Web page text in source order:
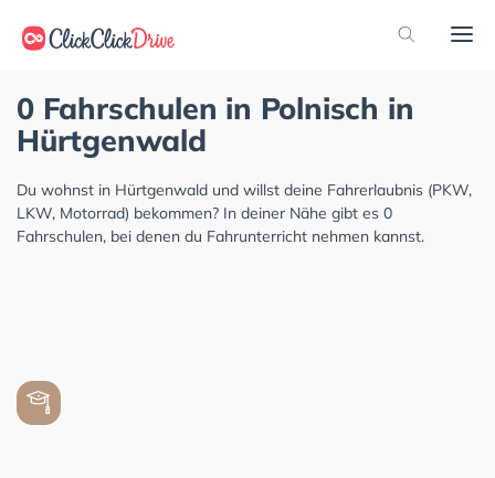
0 Fahrschulen in Polnisch in
Hürtgenwald
Du wohnst in Hürtgenwald und willst deine Fahrerlaubnis (PKW,
LKW, Motorrad) bekommen? In deiner Nähe gibt es 0
Fahrschulen, bei denen du Fahrunterricht nehmen kannst.